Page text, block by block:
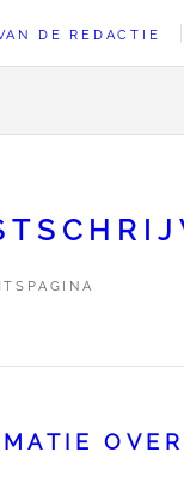
DE REDACTIE